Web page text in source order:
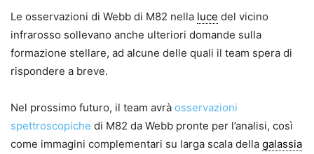
Le osservazioni di Webb di M82 nella luce del vicino
infrarosso sollevano anche ulteriori domande sulla
formazione stellare, ad alcune delle quali il team spera di
rispondere a breve.
Nel prossimo futuro, il team avrà osservazioni
spettroscopiche di M82 da Webb pronte per l’analisi, così
come immagini complementari su larga scala della galassia